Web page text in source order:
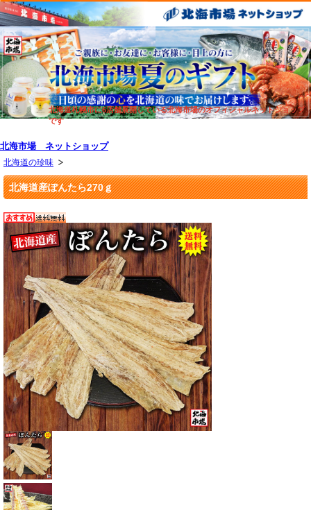
北海市場 ネットショップ
北海道札幌市に6店舗展開している北海市場のオフィシャルネットショップ
です
北海道の珍味
北海道産ぽんたら270ｇ